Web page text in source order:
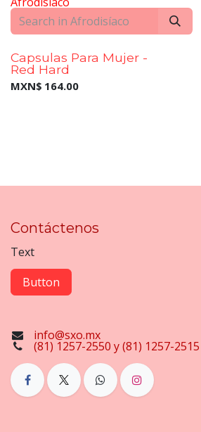
Capsulas Para Mujer -
Red Hard
MXN$ 164.00
Contáctenos
Text
Button
info@sxo.mx
(81) 1257-2550 y (81) 1257-2515